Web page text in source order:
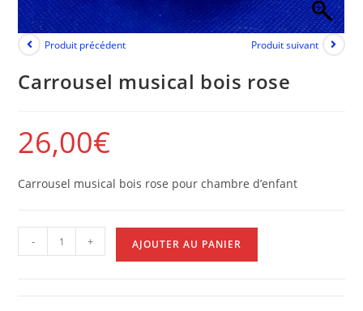
Produit précédent Produit suivant
Carrousel musical bois rose
26,00€
Carrousel musical bois rose pour chambre d’enfant
- + AJOUTER AU PANIER